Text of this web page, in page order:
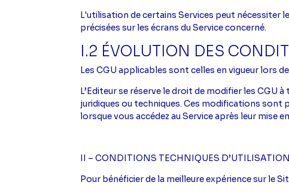
L'utilisation de certains Services peut nécessiter
précisées sur les écrans du Service concerné.
I.2 ÉVOLUTION DES
Les CGU applicables sont celles en vigueur lors
L’Editeur se réserve le droit de modifier les
juridiques ou techniques. Ces modifications sont
lorsque vous accédez au Service après leur mise
II – CONDITIONS TECHNIQUES
Pour bénéficier de la meilleure expérience sur le